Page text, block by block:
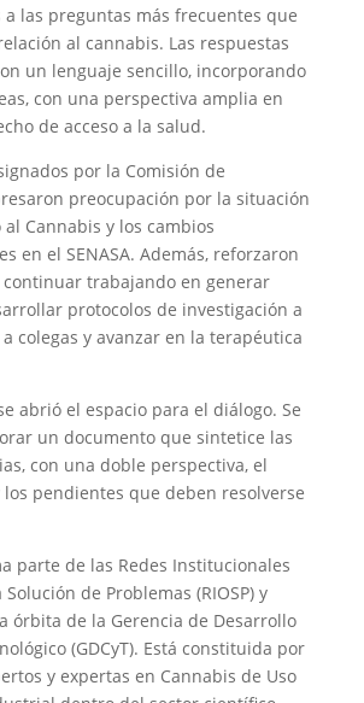
a las preguntas más frecuentes que
al cannabis. Las respuestas
un lenguaje sencillo, incorporando
con una perspectiva amplia en
de acceso a la salud.
por la Comisión de
preocupación por la situación
Cannabis y los cambios
en el SENASA. Además, reforzaron
trabajando en generar
protocolos de investigación a
colegas y avanzar en la terapéutica
abrió el espacio para el diálogo. Se
un documento que sintetice las
con una doble perspectiva, el
pendientes que deben resolverse
parte de las Redes Institucionales
de Problemas (RIOSP) y
órbita de la Gerencia de Desarrollo
(GDCyT). Está constituida por
y expertas en Cannabis de Uso